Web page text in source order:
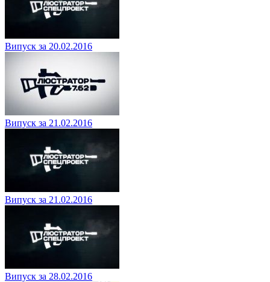
Випуск за 20.02.2016
Випуск за 21.02.2016
Випуск за 21.02.2016
Випуск за 28.02.2016